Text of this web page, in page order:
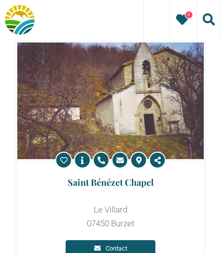
Skip
to
content
0
Saint Bénézet Chapel
Le Villard
07450 Burzet
Contact